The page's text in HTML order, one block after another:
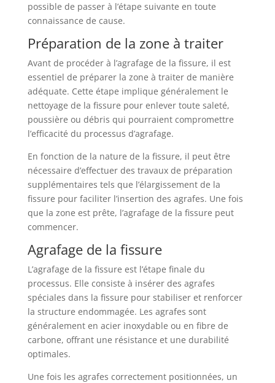
possible de passer à l’étape suivante en toute
connaissance de cause.
Préparation de la zone à traiter
Avant de procéder à l’agrafage de la fissure, il est
essentiel de préparer la zone à traiter de manière
adéquate. Cette étape implique généralement le
nettoyage de la fissure pour enlever toute saleté,
poussière ou débris qui pourraient compromettre
l’efficacité du processus d’agrafage.
En fonction de la nature de la fissure, il peut être
nécessaire d’effectuer des travaux de préparation
supplémentaires tels que l’élargissement de la
fissure pour faciliter l’insertion des agrafes. Une fois
que la zone est prête, l’agrafage de la fissure peut
commencer.
Agrafage de la fissure
L’agrafage de la fissure est l’étape finale du
processus. Elle consiste à insérer des agrafes
spéciales dans la fissure pour stabiliser et renforcer
la structure endommagée. Les agrafes sont
généralement en acier inoxydable ou en fibre de
carbone, offrant une résistance et une durabilité
optimales.
Une fois les agrafes correctement positionnées, un